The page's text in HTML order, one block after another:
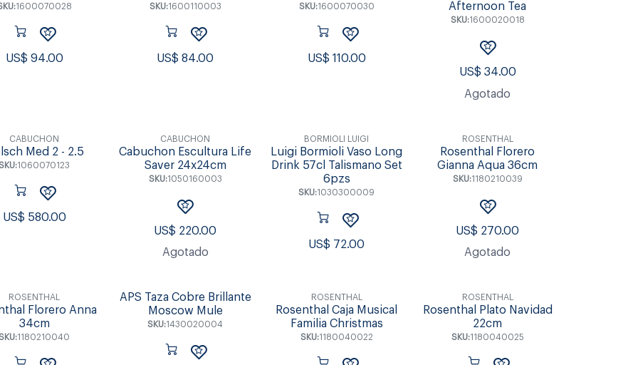
1600070028
US$ 94.00
SKU:1600110003
US$84.00
SKU:1600070030
US$ 110.00
Afternoon Tea
SKU:1600020018
US$ 34.00
Agotado
CABUCHON
Med 2 - 2.5
1060070123
US$ 580.00
CABUCHON
Cabuchon Escultura Life
Saver 24x24cm
SKU:1050160003
US$ 220.00
Agotado
BORMIOLI LUIGI
Luigi Bormioli Vaso Long
Drink 57cl Talismano Set
6pzs
SKU:1030300009
US$ 72.00
ROSENTHAL
Rosenthal Florero
Gianna Aqua 36cm
SKU:1180210039
US$ 270.00
Agotado
ROSENTHAL
Florero Anna
34cm
1180210040
APS Taza Cobre Brillante
Moscow Mule
SKU:1430020004
ROSENTHAL
Rosenthal Caja Musical
Familia Christmas
SKU:1180040022
ROSENTHAL
Rosenthal Plato Navidad
22cm
SKU:1180040025